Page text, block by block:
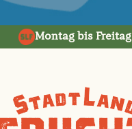
Montag bis Freitag